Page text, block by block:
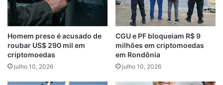
Homem preso é acusado de
roubar US$ 290 mil em
criptomoedas
julho 10, 2026
CGU e PF bloqueiam R$ 9
milhões em criptomoedas
em Rondônia
julho 10, 2026